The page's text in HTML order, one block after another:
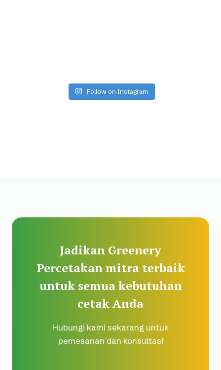
Follow on Instagram
Jadikan Greenery
Percetakan mitra terbaik
untuk semua kebutuhan
cetak Anda
Hubungi kami sekarang untuk
pemesanan dan konsultasi